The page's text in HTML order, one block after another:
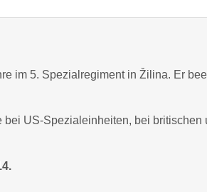
im 5. Spezialregiment in Žilina. Er
US-Spezialeinheiten, bei britischen